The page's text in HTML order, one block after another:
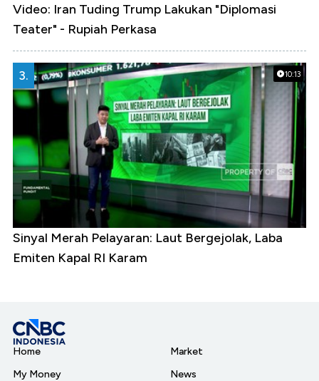
Video: Iran Tuding Trump Lakukan "Diplomasi
Teater" - Rupiah Perkasa
10:13
3.
Sinyal Merah Pelayaran: Laut Bergejolak, Laba
Emiten Kapal RI Karam
Home
My Money
Market
News